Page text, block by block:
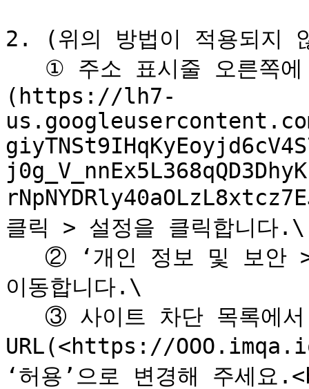
2. (위의 방법이 적용되지
(https://lh7-
us.googleusercontent.com/
클릭 > 설정을 클릭합니다.\
이동합니다.\
URL(<https://
‘허용’으로 변경해 주세요